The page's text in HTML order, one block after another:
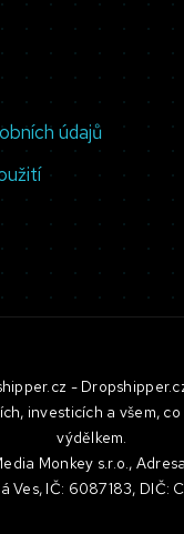
údajů
-
investicích a všem, co
výdělkem.
Monkey s.r.o.,
Ves, IČ: 6087183, DIČ: